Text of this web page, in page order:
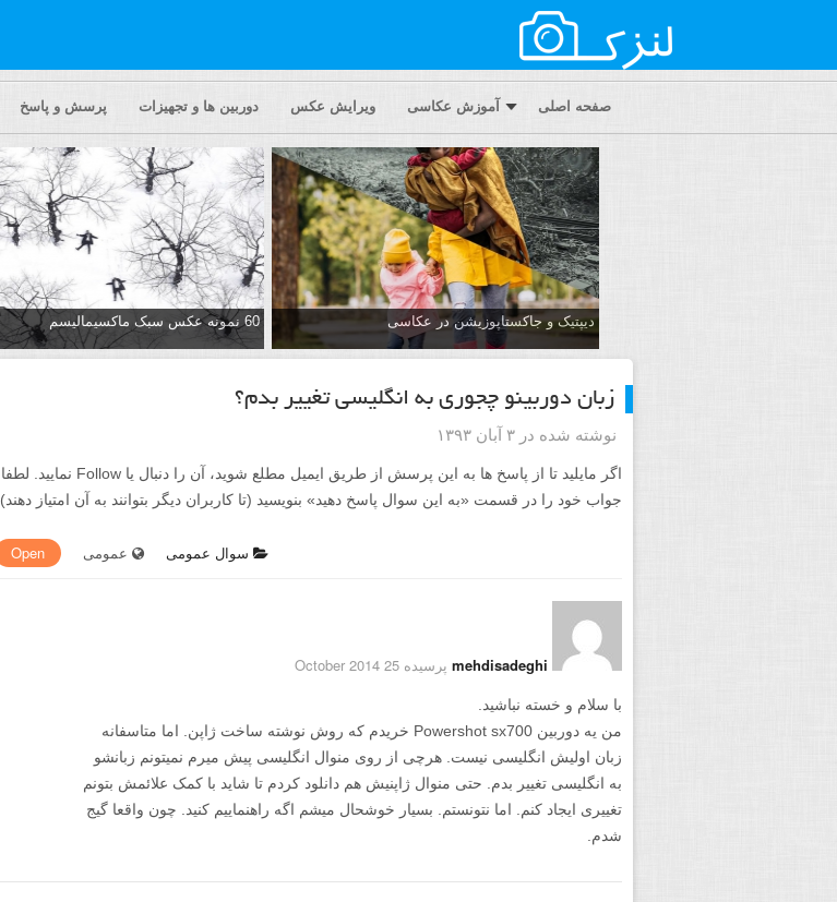
صفحه اصلی آموزش عکاسی ویرایش عکس دوربین ها و تجهیزات پرسش و پاسخ
دیپتیک و جاکستا‌پوزیشن در عکاسی 60 نمونه عکس سبک ماکسیمالیسم
زبان دوربینو چجوری به انگلیسی تغییر بدم؟
نوشته شده در ۳ آبان ۱۳۹۳
اگر مایلید تا از پاسخ ها به این پرسش از طریق ایمیل مطلع شوید، آن را دنبال یا Follow نمایید. لطفا
جواب خود را در قسمت «به این سوال پاسخ دهید» بنویسید (تا کاربران دیگر بتوانند به آن امتیاز دهند).
Open عمومی سوال عمومی
mehdisadeghi پرسیده 25 October 2014
با سلام و خسته نباشید.
من یه دوربین Powershot sx700 خریدم که روش نوشته ساخت ژاپن. اما متاسفانه
زبان اولیش انگلیسی نیست. هرچی از روی منوال انگلیسی پیش میرم نمیتونم زبانشو
به انگلیسی تغییر بدم. حتی منوال ژاپنیش هم دانلود کردم تا شاید با کمک علائمش بتونم
تغییری ایجاد کنم. اما نتونستم. بسیار خوشحال میشم اگه راهنماییم کنید. چون واقعا گیج
شدم.